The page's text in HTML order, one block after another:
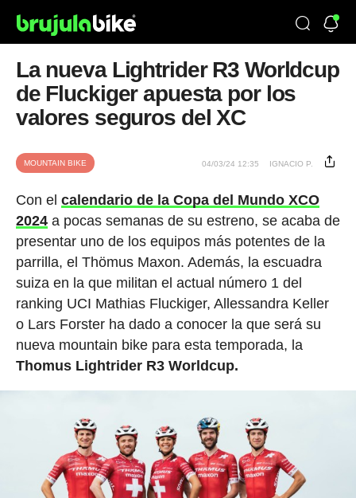
La nueva Lightrider R3 Worldcup
de Fluckiger apuesta por los
valores seguros del XC
MOUNTAIN BIKE 04/03/24 12:35 IGNACIO P.
Con el calendario de la Copa del Mundo XCO
2024a pocas semanas de su estreno, se acaba de
presentar uno de los equipos más potentes de la
parrilla, el Thömus Maxon. Además, la escuadra
suiza en la que militan el actual número 1 del
ranking UCI Mathias Fluckiger, Allessandra Keller
o Lars Forster ha dado a conocer la que será su
nueva mountain bike para esta temporada, la
Thomus Lightrider R3 Worldcup.